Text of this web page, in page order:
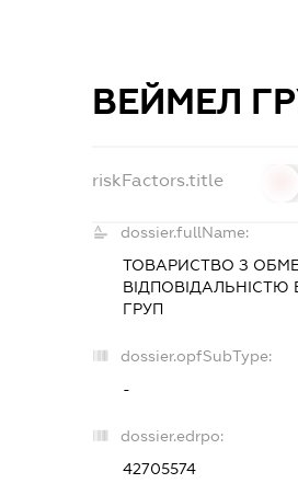
ВЕЙМЕЛ
riskFactors.title
dossier.fullName:
ТОВАРИСТВО З
ВІДПОВІДАЛЬНІСТЮ
ГРУП
dossier.opfSubType:
-
dossier.edrpo:
42705574